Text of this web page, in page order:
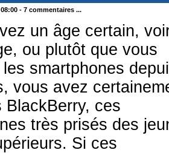
- 7 commentaires ...
un âge certain,
ou plutôt que vous
smartphones
vous avez
BlackBerry, ces
très prisés des
Si ces